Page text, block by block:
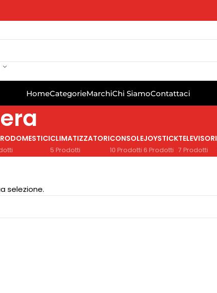
HomeCategorieMarchiChi SiamoContattaci
CLIMATIZZATORI
5 Prodotti
CONSOLE
10 Prodotti
JOYSTICK
6 Prodotti
TELEVISORI
7 Prodotti
selezione.